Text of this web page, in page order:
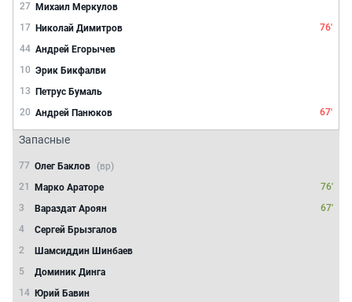
27 Михаил Меркулов
17 Николай Димитров
76'
44 Андрей Егорычев
10 Эрик Бикфалви
13 Петрус Бумаль
20 Андрей Панюков 67'
Запасные
77 Олег Баклов
(вр)
21
Марко Араторе
76'
3
Вараздат Ароян
67'
4
Сергей Брызгалов
2
Шамсиддин Шинбаев
5
Доминик Динга
14 Юрий Бавин